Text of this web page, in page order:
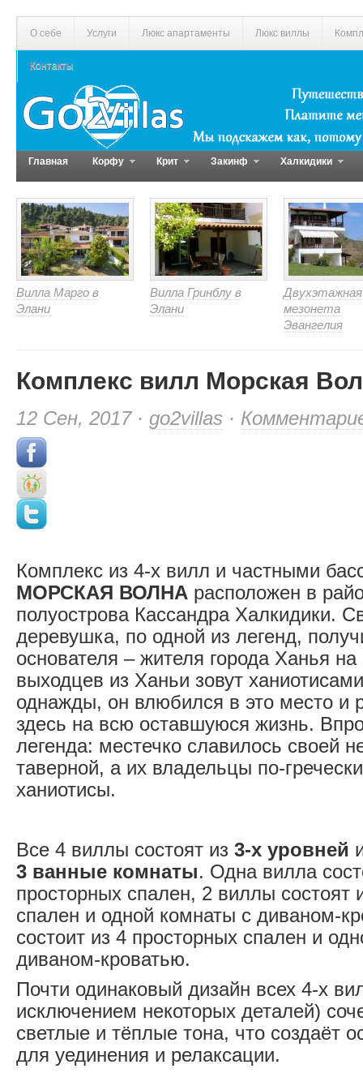
О себе Услуги Люкс апартаменты Люкс виллы
Контакты
Главная Корфу Крит Закинф Халкидики
Вилла Марго в
Элани
Вилла Гринблу в
Элани
Двухэтажная
мезонета
Эвангелия
Комплекс вилл Морская
12 Сен, 2017 · go2villas ·
Комплекс из 4-х вилл и частными
МОРСКАЯ ВОЛНА расположен в
полуострова Кассандра Халкидики.
деревушка, по одной из легенд,
основателя – жителя города Ханья
выходцев из Ханьи зовут
однажды, он влюбился в это место и
здесь на всю оставшуюся жизнь.
легенда: местечко славилось своей
таверной, а их владельцы по-
ханиотисы.
Все 4 виллы состоят из 3-х уровней
3 ванные комнаты. Одна вилла
просторных спален, 2 виллы состоят
спален и одной комнаты с диваном-
состоит из 4 просторных спален и
диваном-кроватью.
Почти одинаковый дизайн всех 4-х
исключением некоторых деталей)
светлые и тёплые тона, что создаёт
для уединения и релаксации.